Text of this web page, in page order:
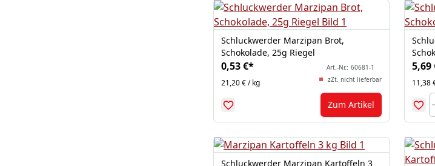
Schluckwerder Marzipan Brot,
Schokolade, 25g Riegel
0,53 €*
21,20 € / kg
Art.-Nr.: 60681-1
zZt. nicht lieferbar
Zum Artikel
5,69
11,38
Schluckwerder Marzipan Kartoffeln 3